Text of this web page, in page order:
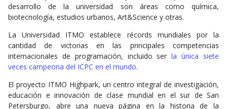
desarrollo de la universidad son áreas como química,
biotecnología, estudios urbanos, Art&Science y otras.
La Universidad ITMO establece récords mundiales por la
cantidad de victorias en las principales competencias
internacionales de programación, incluido serla única siete
veces campeona del ICPC en el mundo.
El proyecto ITMO Highpark, un centro integral de investigación,
educación e innovación de clase mundial en el sur de San
Petersburgo, abre una nueva página en la historia de la